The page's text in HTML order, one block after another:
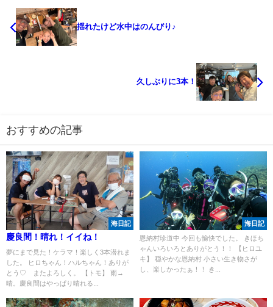
揺れたけど水中はのんびり♪
久しぶりに3本！
おすすめの記事
海日記
慶良間！晴れ！イイね！
夢にまで見た！ケラマ！楽しく3本潜れま
した。 ヒロちゃん！ハルちゃん！ありが
とう♡ またよろしく。 【トモ】 雨→
晴。慶良間はやっぱり晴れる...
海日記
恩納村珍道中 今回も愉快でした。 きほち
ゃんいろいろとありがとう！！ 【ヒロユ
キ】 穏やかな恩納村 小さい生き物さが
し、楽しかったぁ！！ き...